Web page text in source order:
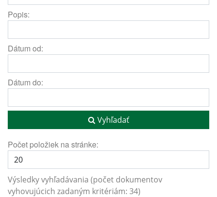
Popis:
Dátum od:
Dátum do:
Vyhľadať
Počet položiek na stránke:
Výsledky vyhľadávania (počet dokumentov
vyhovujúcich zadaným kritériám: 34)